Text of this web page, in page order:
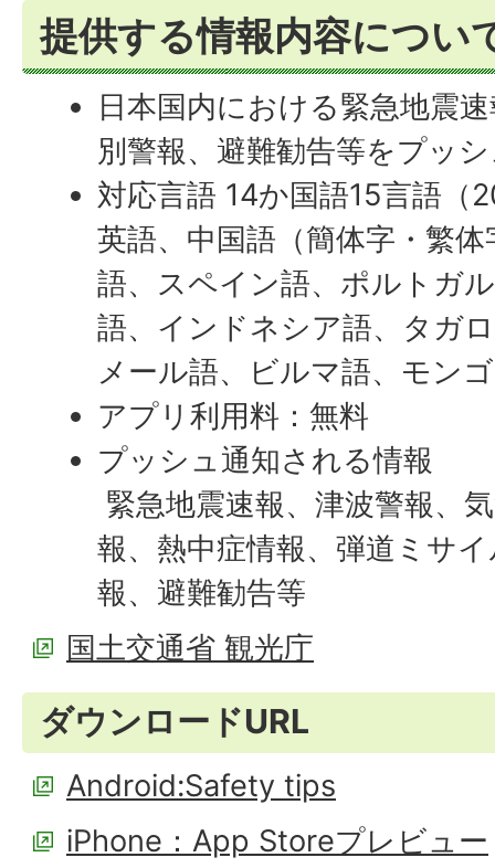
提供する情報内容につい
日本国内における緊急地震
別警報、避難勧告等をプッ
対応言語 14か国語15言語（
英語、中国語（簡体字・繁
語、スペイン語、ポルトガ
語、インドネシア語、タガ
メール語、ビルマ語、モン
アプリ利用料：無料
プッシュ通知される情報
緊急地震速報、津波警報、
報、熱中症情報、弾道ミサ
報、避難勧告等
国土交通省 観光庁
ダウンロードURL
Android:Safety tips
iPhone：App Storeプレビュー